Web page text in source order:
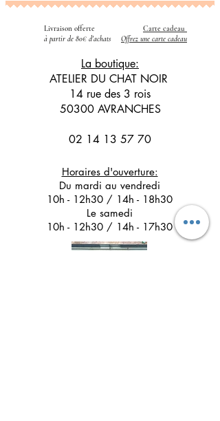
Livraison offerte
à partir de 80€ d'achats
Carte cadeau
Offrez une carte cadeau
La boutique:
ATELIER DU CHAT NOIR
14 rue des 3 rois
50300 AVRANCHES
02 14 13 57 70
Horaires d'ouverture:
Du mardi au vendredi
10h - 12h30 / 14h - 18h30
Le samedi
10h - 12h30 / 14h - 17h30